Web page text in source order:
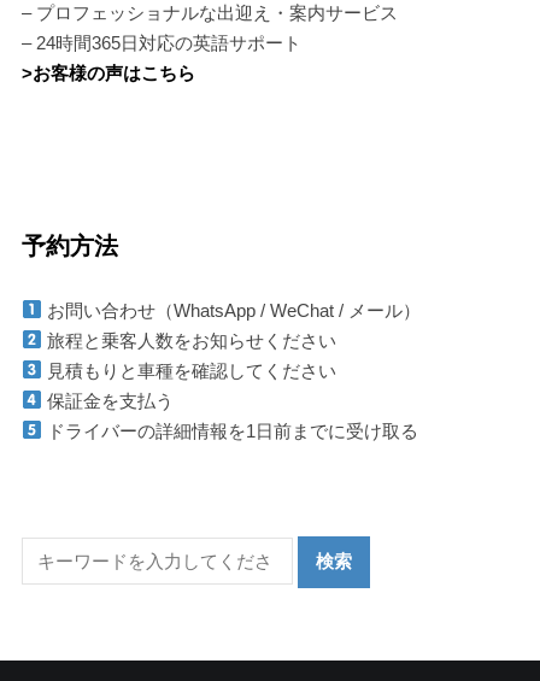
– プロフェッショナルな出迎え・案内サービス
– 24時間365日対応の英語サポート
>お客様の声はこちら
予約方法
お問い合わせ（WhatsApp / WeChat / メール）
旅程と乗客人数をお知らせください
見積もりと車種を確認してください
保証金を支払う
ドライバーの詳細情報を1日前までに受け取る